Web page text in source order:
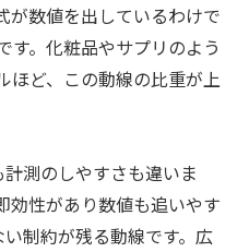
が数値を出しているわけで
す。化粧品やサプリのよう
ほど、この動線の比重が上
測のしやすさも違いま
効性があり数値も追いやす
制約が残る動線です。広